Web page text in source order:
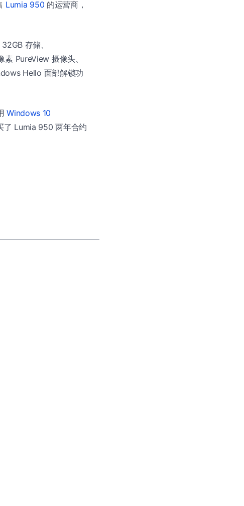
Lumia 950 的运营商，
存储、
PureView 摄像头、
Hello 面部解锁功
Windows 10
了 Lumia 950 两年合约